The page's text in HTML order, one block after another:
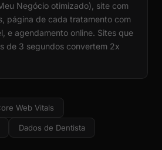
Negócio otimizado), site com
página de cada tratamento com
e agendamento online. Sites que
de 3 segundos convertem 2x
Web Vitals
Dados de Dentista